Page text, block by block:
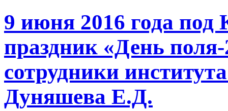
9 июня 2016 года
праздник «День
сотрудники
Дуняшева Е.Д.